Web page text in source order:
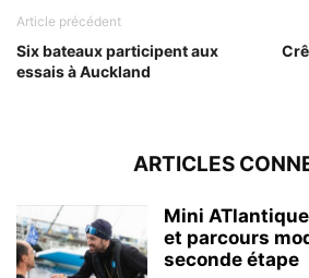
Article précédent
Six bateaux participent aux
essais à Auckland
ARTICLES
Mini
et parcours
seconde étape